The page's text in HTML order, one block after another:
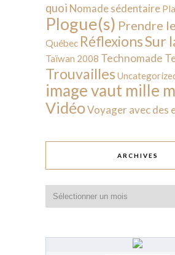
quoi Nomade sédentaire
Plogue(s) Prendre
Québec RéflexionsSur
Taïwan 2008 Technomade
Trouvailles
image vaut mille
VidéoVoyager avec des
ARCHIVES